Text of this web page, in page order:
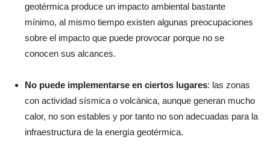
geotérmica produce un impacto ambiental bastante
mínimo, al mismo tiempo existen algunas preocupaciones
sobre el impacto que puede provocar porque no se
conocen sus alcances.
No puede implementarse en ciertos lugares: las zonas
con actividad sísmica o volcánica, aunque generan mucho
calor, no son estables y por tanto no son adecuadas para la
infraestructura de la energía geotérmica.